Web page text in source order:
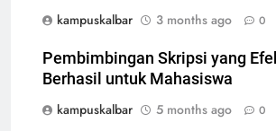
kampuskalbar
3 months ago 0
Pembimbingan Skripsi yang
Berhasil untuk Mahasiswa
kampuskalbar
5 months ago 0